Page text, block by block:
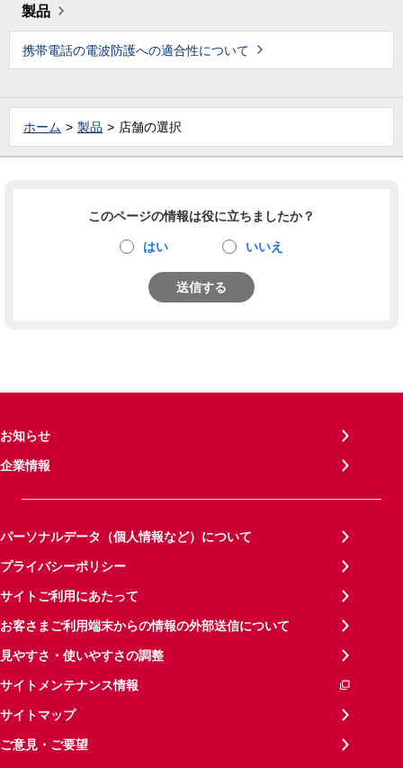
製品
携帯電話の電波防護への適合性について
ホーム 製品 店舗の選択
このページの情報は役に立ちましたか？
はい いいえ
送信する
お知らせ
企業情報
パーソナルデータ（個人情報など）について
プライバシーポリシー
サイトご利用にあたって
お客さまご利用端末からの情報の外部送信について
見やすさ・使いやすさの調整
サイトメンテナンス情報
サイトマップ
ご意見・ご要望